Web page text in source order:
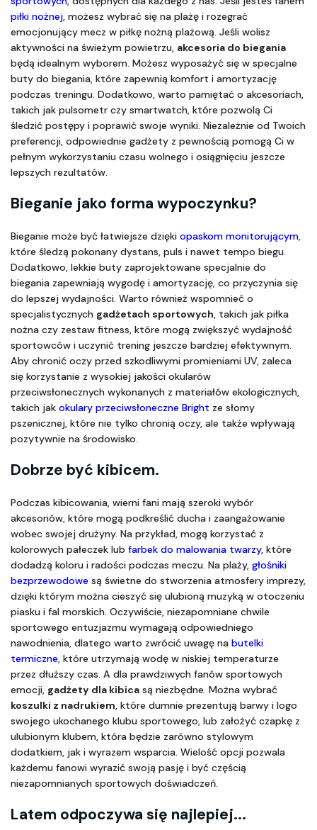
piłki nożnej, możesz wybrać się na plażę i rozegrać
emocjonujący mecz w piłkę nożną plażową. Jeśli wolisz
aktywności na świeżym powietrzu, akcesoria do biegania
będą idealnym wyborem. Możesz wyposażyć się w specjalne
buty do biegania, które zapewnią komfort i amortyzację
podczas treningu. Dodatkowo, warto pamiętać o akcesoriach,
takich jak pulsometr czy smartwatch, które pozwolą Ci
śledzić postępy i poprawić swoje wyniki. Niezależnie od Twoich
preferencji, odpowiednie gadżety z pewnością pomogą Ci w
pełnym wykorzystaniu czasu wolnego i osiągnięciu jeszcze
lepszych rezultatów.
Bieganie jako forma wypoczynku?
Bieganie może być łatwiejsze dzięki opaskom monitorującym,
które śledzą pokonany dystans, puls i nawet tempo biegu.
Dodatkowo, lekkie buty zaprojektowane specjalnie do
biegania zapewniają wygodę i amortyzację, co przyczynia się
do lepszej wydajności. Warto również wspomnieć o
specjalistycznych gadżetach sportowych, takich jak piłka
nożna czy zestaw fitness, które mogą zwiększyć wydajność
sportowców i uczynić trening jeszcze bardziej efektywnym.
Aby chronić oczy przed szkodliwymi promieniami UV, zaleca
się korzystanie z wysokiej jakości okularów
przeciwsłonecznych wykonanych z materiałów ekologicznych,
takich jak okulary przeciwsłoneczne Bright ze słomy
pszenicznej, które nie tylko chronią oczy, ale także wpływają
pozytywnie na środowisko.
Dobrze być kibicem.
Podczas kibicowania, wierni fani mają szeroki wybór
akcesoriów, które mogą podkreślić ducha i zaangażowanie
wobec swojej drużyny. Na przykład, mogą korzystać z
kolorowych pałeczek lub farbek do malowania twarzy, które
dodadzą koloru i radości podczas meczu. Na plaży, głośniki
bezprzewodowe są świetne do stworzenia atmosfery imprezy,
dzięki którym można cieszyć się ulubioną muzyką w otoczeniu
piasku i fal morskich. Oczywiście, niezapomniane chwile
sportowego entuzjazmu wymagają odpowiedniego
nawodnienia, dlatego warto zwrócić uwagę na butelki
termiczne, które utrzymają wodę w niskiej temperaturze
przez dłuższy czas. A dla prawdziwych fanów sportowych
emocji, gadżety dla kibica
koszulki z nadrukiem, które dumnie prezentują barwy i logo
swojego ukochanego klubu sportowego, lub założyć czapkę z
ulubionym klubem, która będzie zarówno stylowym
dodatkiem, jak i wyrazem wsparcia. Wielość opcji pozwala
każdemu fanowi wyrazić swoją pasję i być częścią
niezapomnianych sportowych doświadczeń.
Latem odpoczywa się najlepiej...